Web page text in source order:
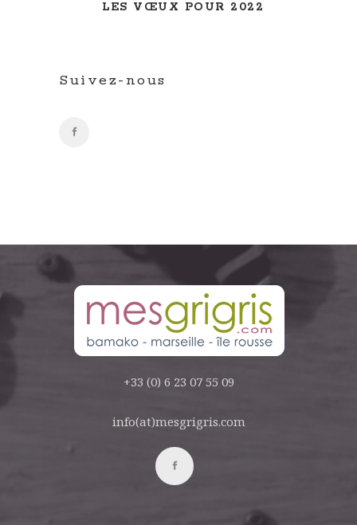
LES VŒUX POUR 2022
Suivez-nous
+33 (0) 6 23 07 55 09
info(at)mesgrigris.com